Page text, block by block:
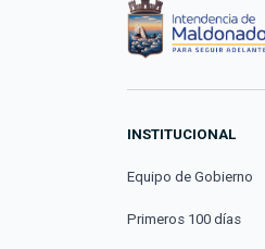
INSTITUCIONAL
Equipo de Gobierno
Primeros 100 días